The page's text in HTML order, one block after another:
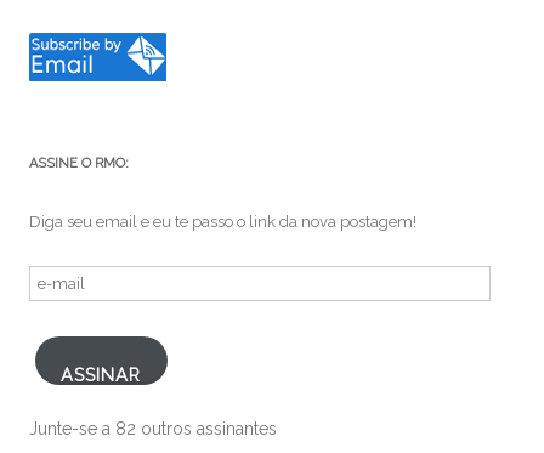
ASSINE O RMO:
Diga seu email e eu te passo o link da nova postagem!
e-
ASSINAR
Junte-se a 82 outros assinantes